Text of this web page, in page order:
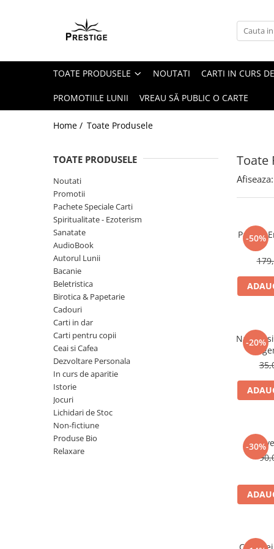
Toate Produsele
Pachete Speciale Carti
Spiritualitate - Ezoterism
AngelConnection
Chiromantie
Dezvoltare Spirituala
KidConnection
Minte Corp
New Illuminati Files
Numerologie
Paranormal
Parapsihologie
ReConnect
ScienceConnection
SelfConnect
TOATE PRODUSELE NOUTATI CARTI IN CURS
PROMOTIILE LUNII VREAU SĂ PUBLIC O CARTE
Home / Toate Produsele
Toate
TOATE PRODUSELE
Noutati
Promotii
Pachete Speciale Carti
Spiritualitate - Ezoterism
Sanatate
AudioBook
Autorul Lunii
Bacanie
Beletristica
Birotica & Papetarie
Cadouri
Carti in dar
Carti pentru copii
Ceai si Cafea
Dezvoltare Personala
In curs de aparitie
Istorie
Jocuri
Lichidari de Stoc
Non-fictiune
Produse Bio
Relaxare
Afiseaza:
-50%
Pachet
-20%
Natura
-30%